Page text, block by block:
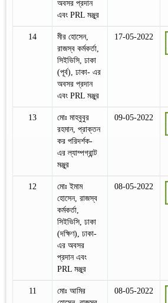
অবসর প্রদান
এবং PRL মঞ্জুর
14
মীর হোসেন,
রাজস্ব কর্মকর্তা,
সিইভিসি, ঢাকা
(পূর্ব), ঢাকা- এর
অবসর প্রদান
এবং PRL মঞ্জুর
17-05-2022
13
মোঃ মাহবুবুর
রহমান, প্রাক্তন
কর পরিদর্শক-
এর ল্যাম্পগ্রান্ট
মঞ্জুর
09-05-2022
12
মোঃ ইমাম
হোসেন, রাজস্ব
কর্মকর্তা,
সিইভিসি, ঢাকা
(দক্ষিণ), ঢাকা-
এর অবসর
প্রদান এবং
PRL মঞ্জুর
08-05-2022
11
মোঃ আমির
08-05-2022